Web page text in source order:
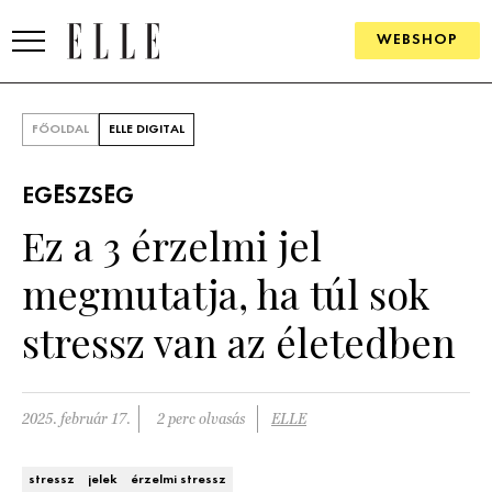
WEBSHOP
SZÉPSÉG
KULTÚRA
ÉLETMÓD
PÁRKAPCSOLAT
FŐOLDAL ELLE DIGITAL
EGÉSZSÉG
Ez a 3 érzelmi jel
megmutatja, ha túl sok
stressz van az életedben
2025. február 17. 2 perc olvasás ELLE
stressz jelek érzelmi stressz